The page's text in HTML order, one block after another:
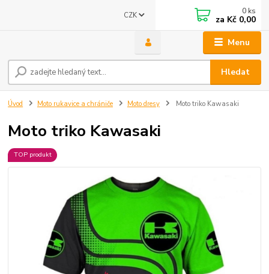
Menu
CZK
Hledat
0 ks
za Kč 0,00
Úvod Moto rukavice a chrániče Moto dresy Moto triko Kawasaki
Moto triko Kawasaki
TOP produkt